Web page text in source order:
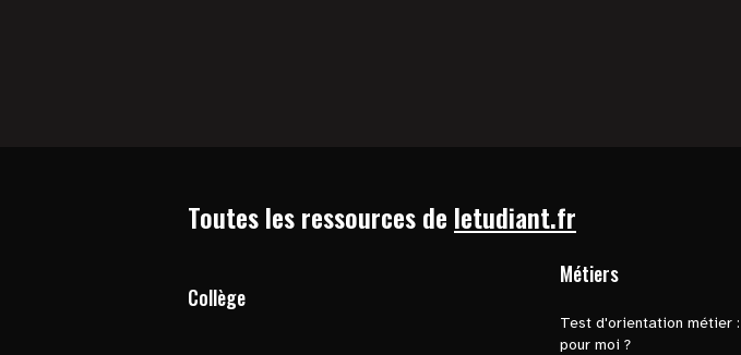
Toutes les ressources de letudiant.fr
Collège
Métiers
Test d'orientation métier
pour moi ?